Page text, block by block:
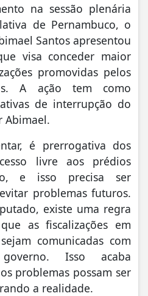
na sessão plenária
de Pernambuco, o
Santos apresentou
visa conceder maior
promovidas pelos
A ação tem como
de interrupção do
Abimael.
é prerrogativa dos
livre aos prédios
e isso precisa ser
problemas futuros.
existe uma regra
as fiscalizações em
comunicadas com
Isso acaba
problemas possam ser
a realidade.